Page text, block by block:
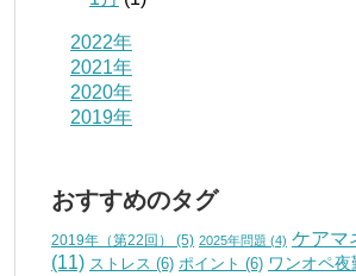
2022年
2021年
2020年
2019年
おすすめのタグ
2019年（第22回） (5) 2025年問題 (4) ケアマ
(11) ストレス (6) ポイント (6) ワンオペ夜